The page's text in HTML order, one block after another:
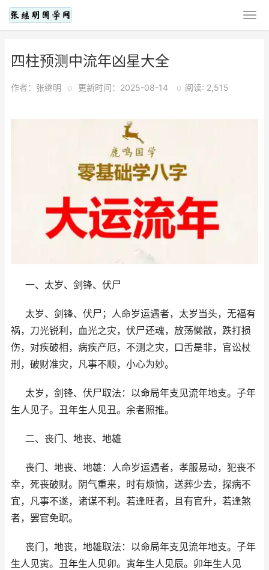
四柱预测中流年凶星大全
作者：张继明 o 更新时间：2025-08-14 o 阅读: 2,515
一、太岁、剑锋、伏尸
太岁、剑锋、伏尸；人命岁运遇者，太岁当头，无福有
祸，刀光锐利，血光之灾，伏尸还魂，放荡懒散，跌打损
伤，对疾破相，病疾产厄，不测之灾，口舌是非，官讼杖
刑，破财准灾，凡事不顺，小心为妙。
太岁，剑锋、伏尸取法：以命局年支见流年地支。子年
生人见子。丑年生人见丑。余者照推。
二、丧门、地丧、地雄
丧门、地丧、地雄：人命岁运遇者，孝服易动，犯丧不
幸，死丧破财。阴气重来，时有烦恼，送葬少去，探病不
宜，凡事不遂，诸谋不利。若逢旺者，且有官升，若逢煞
者，罢官免职。
丧门，地丧，地雄取法：以命局年支见流年地支。子年
生人见寅。丑年生人见卯。寅年生人见辰。卯年生人见